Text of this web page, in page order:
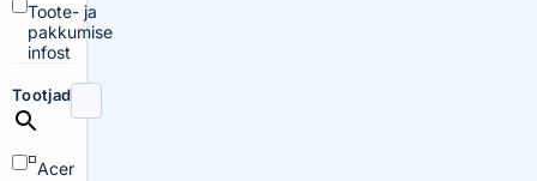
Toote- ja
pakkumise
infost
Tootjad
Acer